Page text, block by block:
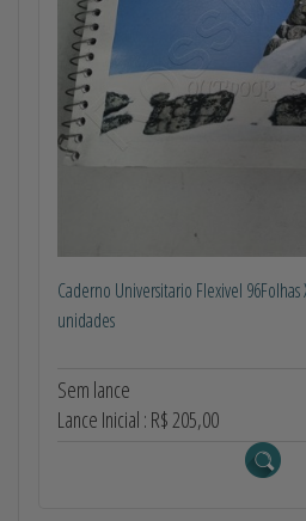
Caderno Universitario Flexivel 96Folhas
unidades
Sem lance
Lance Inicial : R$ 205,00